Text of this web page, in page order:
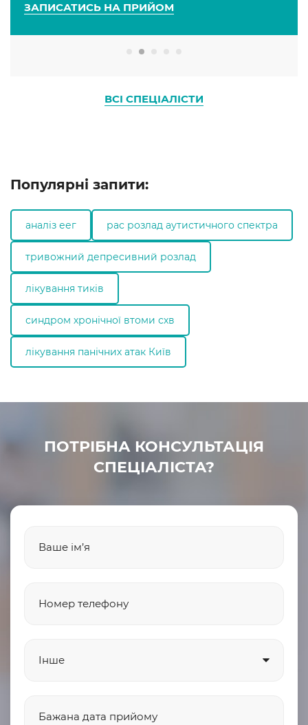
ЗАПИСАТИСЬ НА ПРИЙОМ
ВСІ СПЕЦІАЛІСТИ
Популярні запити:
аналіз еег рас розлад аутистичного спектра
тривожний депресивний розлад
лікування тиків
синдром хронічної втоми схв
лікування панічних атак Київ
ПОТРІБНА КОНСУЛЬТАЦІЯ
СПЕЦІАЛІСТА?